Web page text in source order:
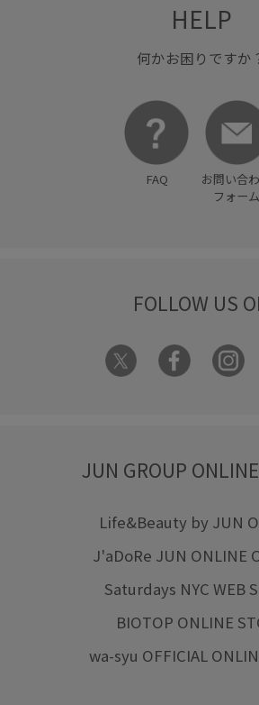
HELP
何かお困りですか
FAQ
お問い合
フォーム
FOLLOW US
JUN GROUP
Life&Beauty by JUN
J'aDoRe JUN ONLINE
Saturdays NYC WEB
BIOTOP ONLINE
wa-syu OFFICIAL